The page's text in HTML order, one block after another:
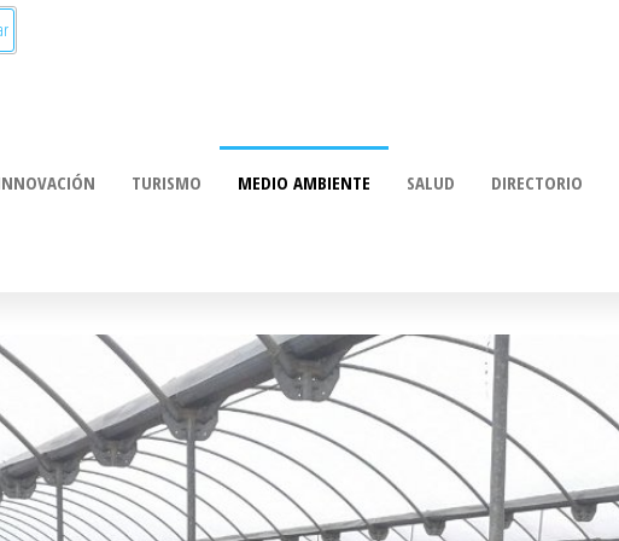
TURISMO MEDIO AMBIENTE SALUD DIRECTORIO